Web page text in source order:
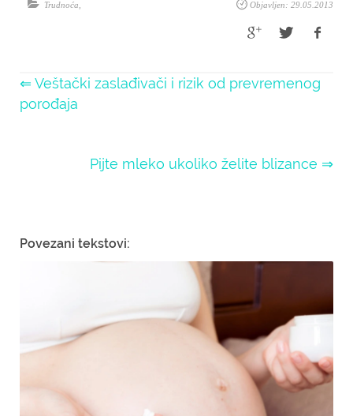
Objavljen: 29.05.2013
Trudnoća
⇐ Veštački zaslađivači i rizik od prevremenog
porođaja
Pijte mleko ukoliko želite blizance ⇒
Povezani tekstovi: